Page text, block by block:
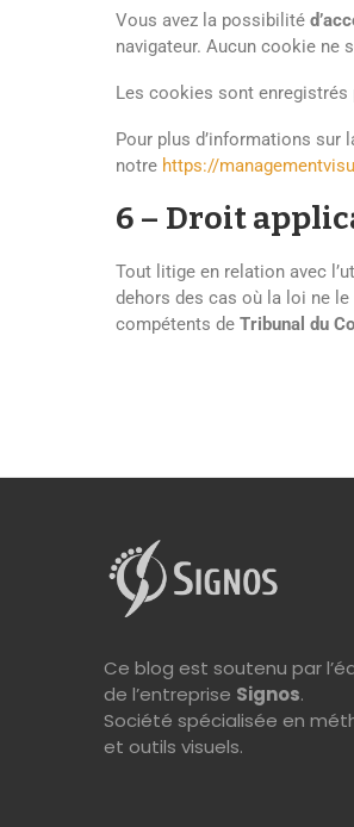
Vous avez la possibilité
navigateur. Aucun cookie ne
Les cookies sont enregistrés
Pour plus d’informations
notre https://
6 – Droit
Tout litige en relation avec
dehors des cas où la loi ne
compétents de Tribunal du
Ce blog est soutenu par
de l’entreprise Signos.
Société spécialisée en
et outils visuels.